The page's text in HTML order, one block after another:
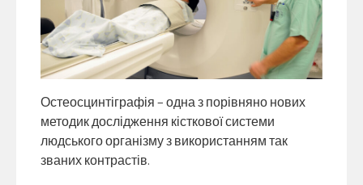
Остеосцинтіграфія – одна з порівняно нових
методик дослідження кісткової системи
людського організму з використанням так
званих контрастів.